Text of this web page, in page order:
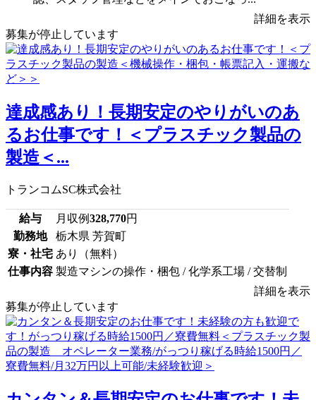
詳細を表示
募集が停止しています
達成感あり！長期安定のやりがいのあ
るお仕事です！＜プラスチック製品の
製造＜...
トランコムSC株式会社
給与 月収例328,770円
勤務地
栃木県 芳賀町
寮・社宅 あり（無料）
仕事内容 製造マシンの操作・梱包 / 化学系工場 / 交替制
詳細を表示
募集が停止しています